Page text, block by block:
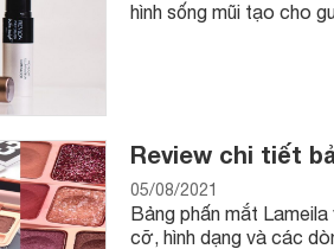
hình sống mũi tạo cho
Review chi tiết
05/08/2021
Bảng phấn mắt Lameila
cỡ, hình dạng và các